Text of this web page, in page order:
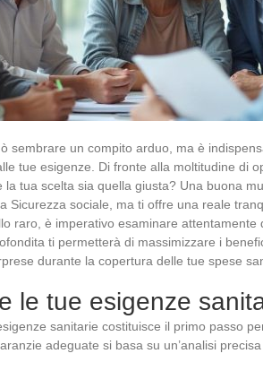
sembrare un compito arduo, ma è
tue esigenze. Di fronte alla moltitudine di
la tua scelta sia quella giusta? Una buona
Sicurezza sociale, ma ti offre una reale
raro, è imperativo esaminare attentamente
ti permetterà di massimizzare i
durante la copertura delle tue spese
le tue esigenze
sanitarie costituisce il primo passo
adeguate si basa su un’analisi